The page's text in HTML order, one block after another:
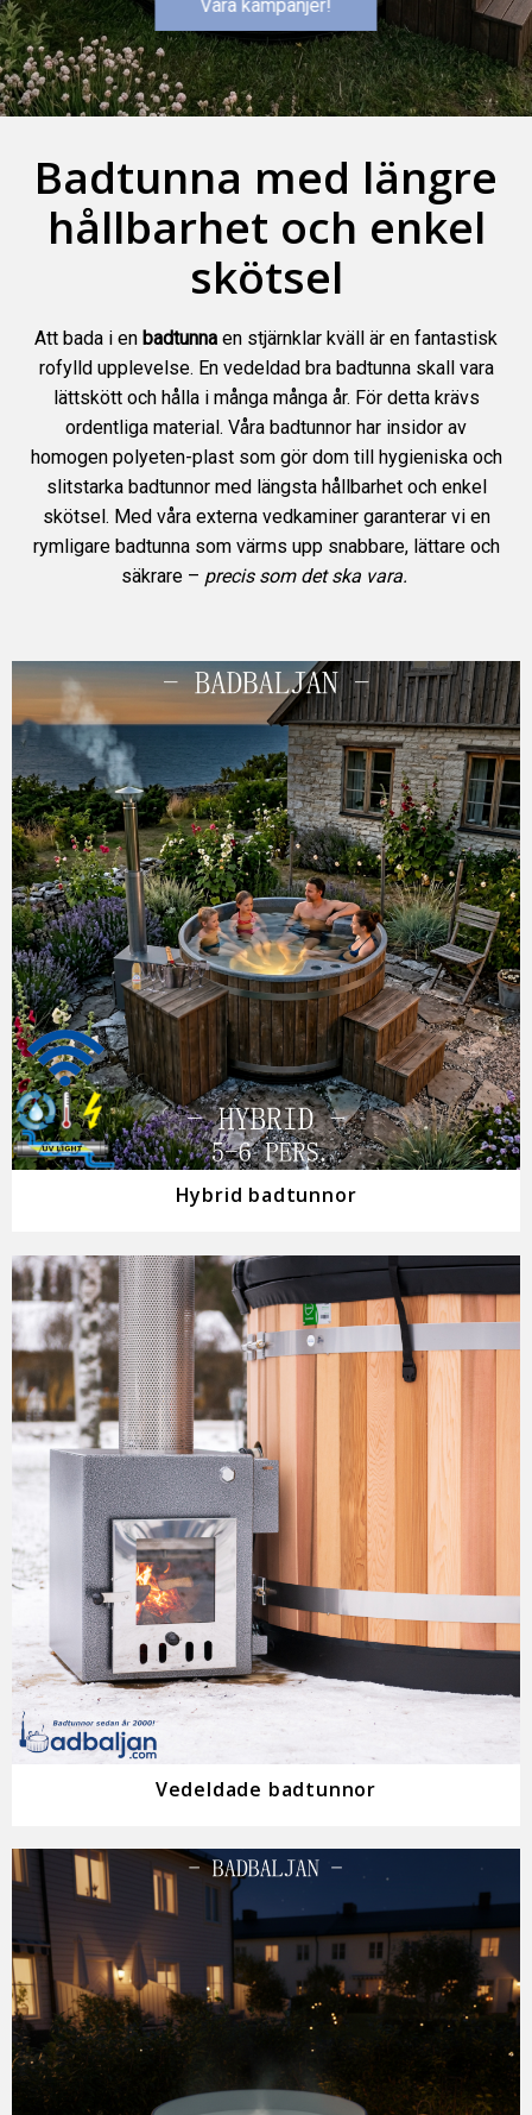
Våra kampanjer!
Badtunna med längre
hållbarhet och enkel
skötsel
Att bada i en badtunna en stjärnklar kväll är en fantastisk
rofylld upplevelse. En vedeldad bra badtunna skall vara
lättskött och hålla i många många år. För detta krävs
ordentliga material. Våra badtunnor har insidor av
homogen polyeten-plastsom gör dom till hygieniska och
slitstarka badtunnor med längsta hållbarhet och enkel
skötsel. Med våra externa vedkaminer garanterar vi en
rymligare badtunna som värms upp snabbare, lättare och
säkrare – precis som det ska vara.
Hybrid badtunnor
Vedeldade badtunnor